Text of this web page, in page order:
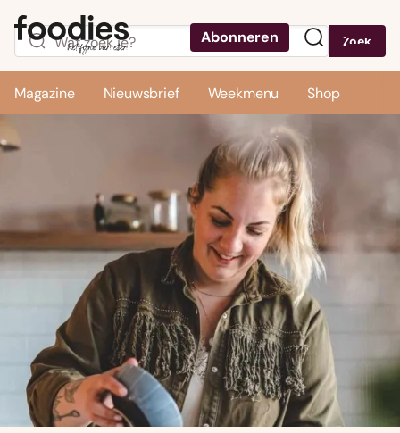
Abonneren Zoek
Magazine Nieuwsbrief Weekmenu Shop